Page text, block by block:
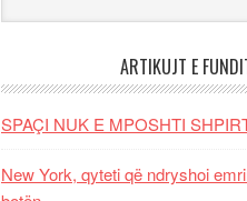
ARTIKUJT E
SPAÇI NUK E MPOSHTI
New York, qyteti që ndryshoi